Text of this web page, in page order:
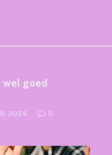
wel goed
2024 0